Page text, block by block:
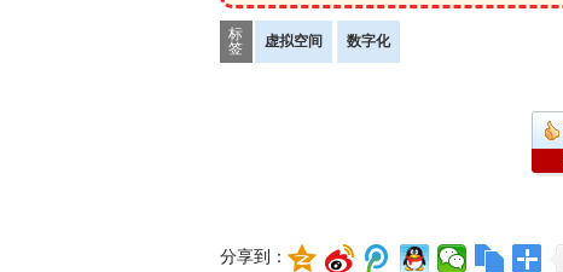
标
签
虚拟空间 数字化
分享到：